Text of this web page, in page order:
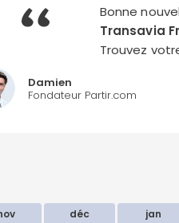
Bonne
Transavia
Trouvez
Damien
Fondateur Partir.com
déc jan